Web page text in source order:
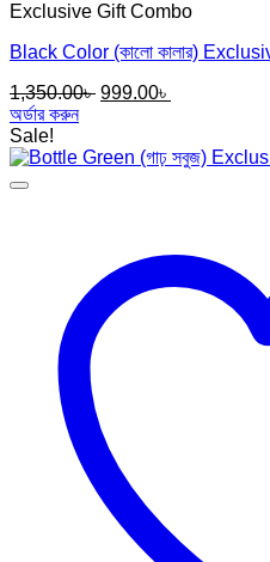
Exclusive Gift Combo
Black Color (কালো কালার)
1,350.00৳ Original
1,350.00৳ .
999.00৳
999.00৳ .
অর্ডার করুন
Sale!